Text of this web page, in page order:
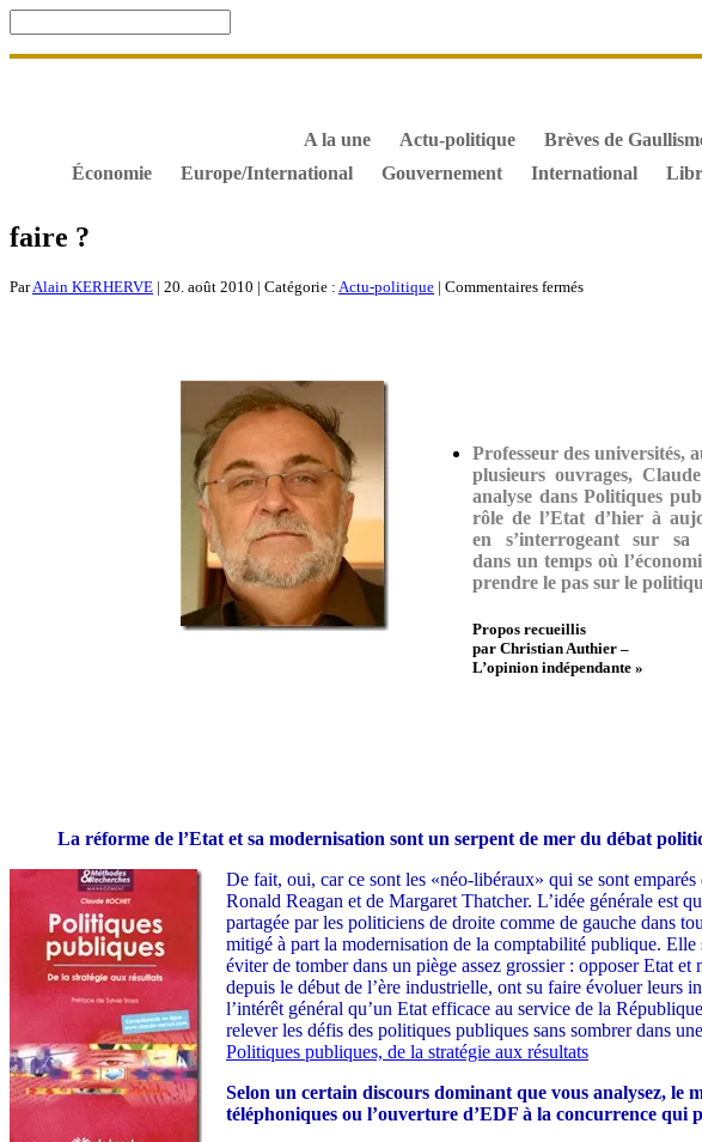
A la une Actu-politique Brèves de
Économie
Europe/International Gouvernement International
faire ?
ParAlain KERHERVE | 20. août 2010 | Catégorie : Actu-politique | Commentaires ferméssur
Professeur des universités,
plusieurs ouvrages,
analyse dans Politiques
rôle de l’Etat d’hier à
en s’interrogeant sur sa
dans un temps où
prendre le pas sur le
Propos recueillis
par Christian Authier –
L’opinion indépendante »
La réforme de l’Etat et sa modernisation sont un serpent de mer du débat
De fait, oui, car ce sont les «néo-libéraux» qui se sont
Ronald Reagan et de Margaret Thatcher. L’idée générale est
partagée par les politiciens de droite comme de gauche dans
mitigé à part la modernisation de la comptabilité publique.
éviter de tomber dans un piège assez grossier : opposer Etat
depuis le début de l’ère industrielle, ont su faire évoluer leurs
l’intérêt général qu’un Etat efficace au service de la
relever les défis des politiques publiques sans sombrer dans
Politiques publiques, de la stratégie aux résultats
Selon un certain discours dominant que vous analysez, le
téléphoniques ou l’ouverture d’EDF à la concurrence qui